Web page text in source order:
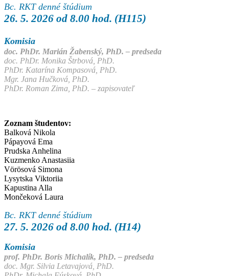
Bc. RKT denné štúdium
26. 5. 2026 od 8.00 hod. (H115)
Komisia
doc. PhDr. Marián Žabenský, PhD. – predseda
doc. PhDr. Monika Štrbová, PhD.
PhDr. Katarína Kompasová, PhD.
Mgr. Jana Hučková, PhD.
PhDr. Roman Zima, PhD. – zapisovateľ
Zoznam študentov:
Balková Nikola
Pápayová Ema
Prudska Anhelina
Kuzmenko Anastasiia
Vörösová Simona
Lysytska Viktoriia
Kapustina Alla
Mončeková Laura
Bc. RKT denné štúdium
27. 5. 2026 od 8.00 hod. (H14)
Komisia
prof. PhDr. Boris Michalík, PhD. – predseda
doc. Mgr. Silvia Letavajová, PhD.